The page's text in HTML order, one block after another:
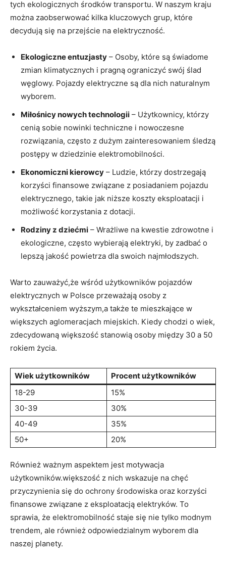
tych ekologicznych środków transportu. W ⁣naszym kraju
⁤można zaobserwować ‌kilka⁣ kluczowych⁤ grup, które
decydują się na ⁢przejście na elektryczność.
Ekologiczne entuzjasty – Osoby,⁢ które ​są świadome
zmian klimatycznych i pragną ograniczyć swój​ ślad
węglowy. Pojazdy elektryczne są dla nich naturalnym​
wyborem.
Miłośnicy nowych⁣ technologii – Użytkownicy, ​którzy
cenią ⁣sobie nowinki techniczne i nowoczesne
rozwiązania, często z⁢ dużym‍ zainteresowaniem śledzą
postępy w dziedzinie elektromobilności.
Ekonomiczni kierowcy – ⁢Ludzie, ⁣którzy dostrzegają
korzyści finansowe ⁣związane z posiadaniem pojazdu
elektrycznego, takie jak niższe koszty ‌eksploatacji ​i
możliwość korzystania z dotacji.
Rodziny z dziećmi – Wrażliwe na⁣ kwestie zdrowotne i
ekologiczne, często wybierają elektryki, by⁢ zadbać o⁢
lepszą⁢ jakość powietrza ⁢dla swoich najmłodszych.
Warto zauważyć,że ‌wśród użytkowników‌ pojazdów
elektrycznych ⁤w Polsce‍ przeważają osoby ‍z
wykształceniem wyższym,a także te mieszkające ⁣w
większych aglomeracjach miejskich. Kiedy chodzi o wiek,
zdecydowaną większość stanowią‍ osoby między 30 a 50
rokiem⁢ życia.
Wiek użytkowników
Procent użytkowników
18-29
15%
30-39
30%
40-49
35%
50+
20%
Również ważnym aspektem jest ⁢motywacja
użytkowników.większość z‍ nich wskazuje na chęć
przyczynienia się do ochrony środowiska oraz korzyści ​
finansowe związane ⁤z eksploatacją ‌elektryków.⁤ To
sprawia,⁢ że elektromobilność staje⁣ się nie tylko modnym
trendem, ale również odpowiedzialnym ⁢wyborem dla‍
naszej planety.